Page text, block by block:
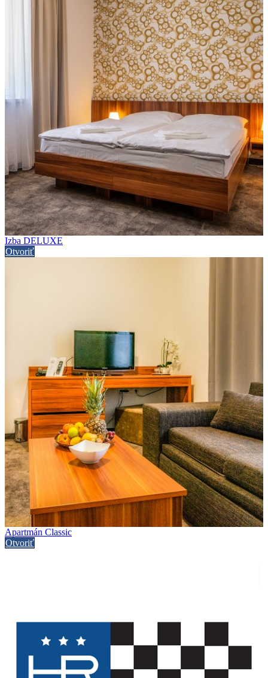
Izba DELUXE
Otvoriť
Apartmán Classic
Otvoriť